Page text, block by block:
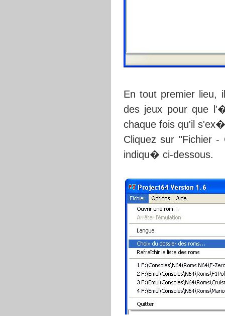
En tout premier lieu,
des jeux pour que
chaque fois qu'il
Cliquez sur "Fichier
indiqu� ci-dessous.